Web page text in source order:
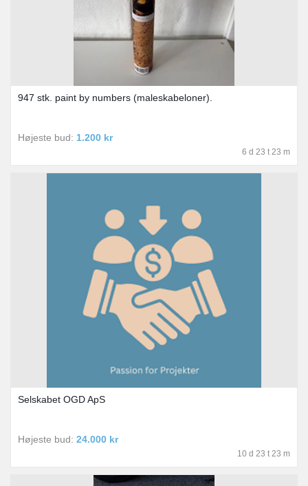
947 stk. paint by numbers (maleskabeloner).
Højeste bud: 1.200 kr
6 d 23 t 23 m
Selskabet OGD ApS
Højeste bud: 24.000 kr
10 d 23 t 23 m